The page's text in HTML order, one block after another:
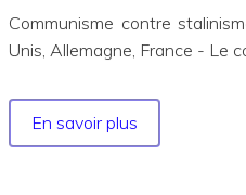
Communisme contre
Unis, Allemagne, France - Le
En savoir plus
Les